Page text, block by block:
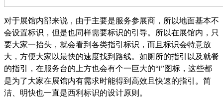
对于展馆内部来说，由于主要是服务参展商，所以地面基本不
会设置标识，但是也同样需要标识的引导。所以在展馆内，只
要大家一抬头，就会看到各类指引标识，而且标识会特意放
大，方便大家以最快的速度找到路线。如厕所的指引以及就餐
的指引，在服务台的上方也会有个一巨大的“i”图标，这些都
是为了大家在展馆内有需求时能得到高效且快速的指引。简
洁、明快也一直是西利标识的设计原则。